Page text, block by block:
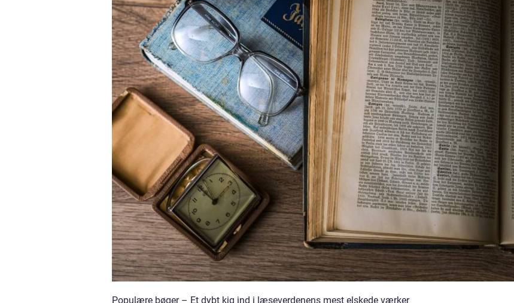
Populære bøger – Et dybt kig ind i læseverdenens mest elskede værker